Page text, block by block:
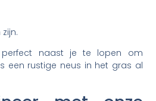
naast je te lopen om
een rustige neus in het gras al